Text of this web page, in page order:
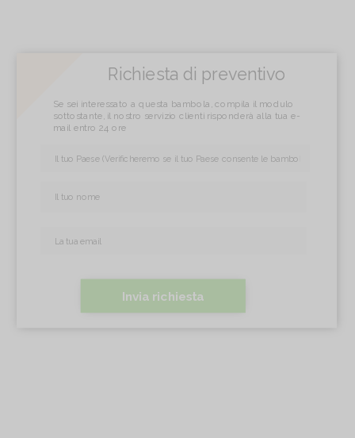
Richiesta di preventivo
Se sei interessato a questa bambola, compila il modulo
sottostante, il nostro servizio clienti risponderà alla tua e-
mail entro 24 ore
Invia richiesta